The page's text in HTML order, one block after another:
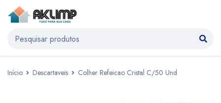
Início Descartaveis Colher Refeicao Cristal C/50 Und